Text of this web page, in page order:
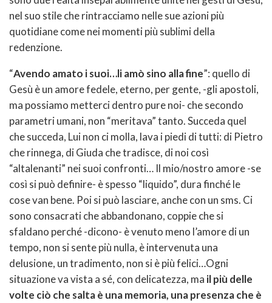
nel suo stile che rintracciamo nelle sue azioni più
quotidiane come nei momenti più sublimi della
redenzione.
“Avendo amato i suoi…li amò sino alla fine”: quello di
Gesù è un amore fedele, eterno, per gente, -gli apostoli,
ma possiamo metterci dentro pure noi- che secondo
parametri umani, non “meritava” tanto. Succeda quel
che succeda, Lui non ci molla, lava i piedi di tutti: di Pietro
che rinnega, di Giuda che tradisce, di noi così
“altalenanti” nei suoi confronti… Il mio/nostro amore -se
così si può definire- è spesso “liquido”, dura finché le
cose van bene. Poi si può lasciare, anche con un sms. Ci
sono consacrati che abbandonano, coppie che si
sfaldano perché -dicono- è venuto meno l’amore di un
tempo, non si sente più nulla, è intervenuta una
delusione, un tradimento, non si è più felici…Ogni
situazione va vista a sé, con delicatezza, ma il più delle
volte ciò che salta è una memoria, una presenza che è